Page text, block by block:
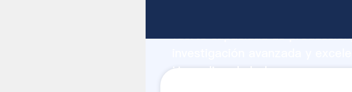
fuerte capacidad de
Un molino de bola pequeno